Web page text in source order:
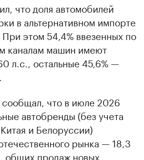
что доля автомобилей
в альтернативном импорте
При этом 54,4% ввезенных по
каналам машин имеют
л.с., остальные 45,6% —
что в июле 2026
автобренды (без учета
и Белоруссии)
рынка — 18,3
общих продаж новых